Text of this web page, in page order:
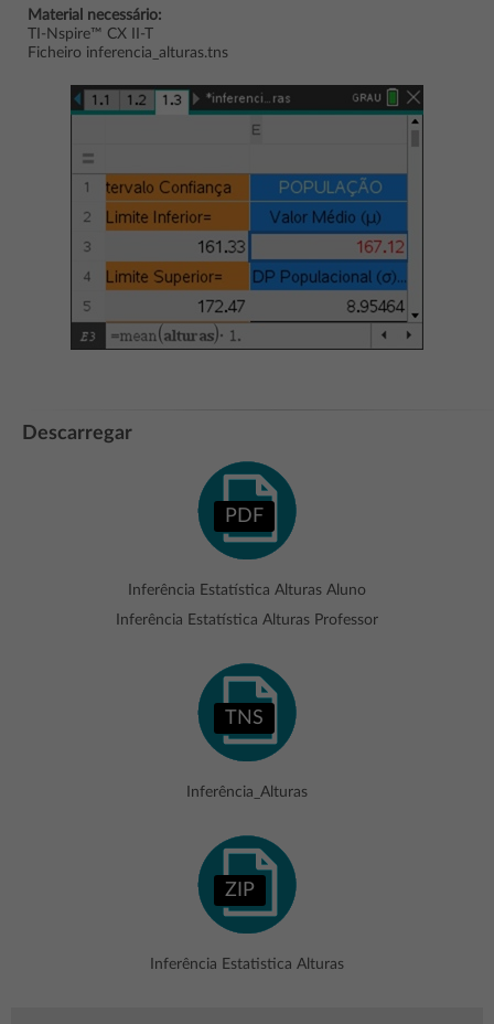
Material necessário:
TI-Nspire™ CX II-T
Ficheiro inferencia_alturas.tns
Descarregar
PDF
Inferência Estatística Alturas Aluno
Inferência Estatística Alturas Professor
TNS
Inferência_Alturas
ZIP
Inferência Estatistica Alturas